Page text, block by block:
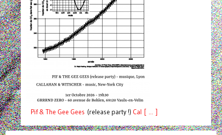
Pif& The Gee Gees (release party !) Cal [ ... ]